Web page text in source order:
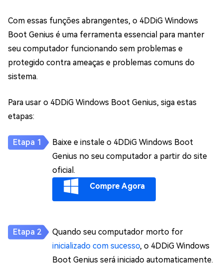
Com essas funções abrangentes, o 4DDiG Windows
Boot Genius é uma ferramenta essencial para manter
seu computador funcionando sem problemas e
protegido contra ameaças e problemas comuns do
sistema.
Para usar o 4DDiG Windows Boot Genius, siga estas
etapas:
Baixe e instale o 4DDiG Windows Boot
Genius no seu computador a partir do site
oficial.
Compre Agora
Quando seu computador morto for
inicializado com sucesso, o 4DDiG Windows
Boot Genius será iniciado automaticamente.